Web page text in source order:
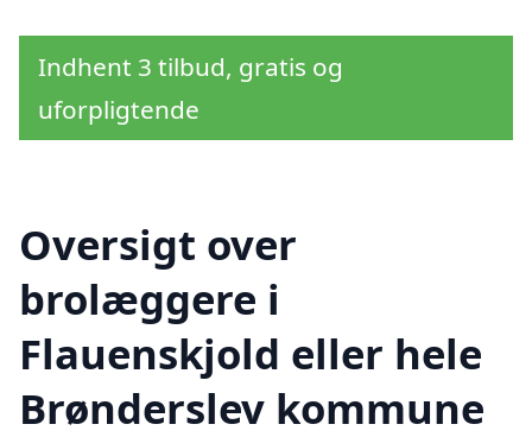
Indhent 3 tilbud, gratis og
uforpligtende
Oversigt over
brolæggere i
Flauenskjold eller hele
Brønderslev kommune